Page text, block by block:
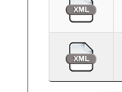
Legislação
Perguntas frequentes